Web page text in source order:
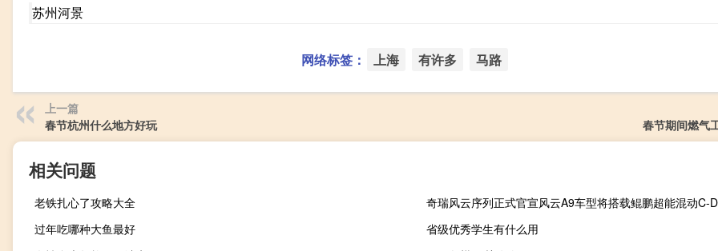
苏州河景
网络标签： 上海 有许多 马路
上一篇
春节杭州什么地方好玩
春节期间燃气
相关问题
老铁扎心了攻略大全
奇瑞风云序列正式官宣风云A9车型将搭载鲲鹏超能混动C-
过年吃哪种大鱼最好
省级优秀学生有什么用